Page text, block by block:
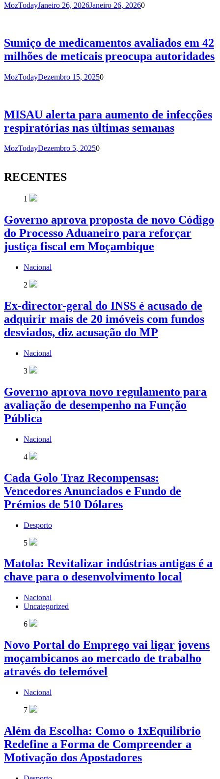
MozTodayJaneiro 26, 2026Janeiro 26, 20260
Sumiço de medicamentos avaliados em 42
milhões de meticais preocupa autoridades
MozTodayDezembro 15, 20250
MISAU alerta para aumento de infecções
respiratórias nas últimas semanas
MozTodayDezembro 5, 20250
RECENTES
1
Governo aprova proposta de novo Código
do Processo Aduaneiro para reforçar
justiça fiscal em Moçambique
Nacional
2
Ex-director-geral do INSS é acusado de
adquirir mais de 20 imóveis com fundos
desviados, diz acusação do MP
Nacional
3
Governo aprova novo regulamento para
avaliação de desempenho na Função
Pública
Nacional
4
Cada Golo Traz Recompensas:
Vencedores Anunciados e Fundo de
Prémios de 510 Dólares
Desporto
5
Matola: Revitalizar indústrias antigas é a
chave para o desenvolvimento local
Nacional
Uncategorized
6
Novo Portal do Emprego vai ligar jovens
moçambicanos ao mercado de trabalho
através do telemóvel
Nacional
7
Além da Escolha: Como o 1xEquilíbrio
Redefine a Forma de Compreender a
Motivação dos Apostadores